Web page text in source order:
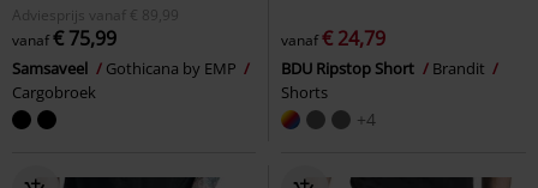
Adviesprijs
vanaf € 89,99
vanaf€ 75,99
Samsaveel
Gothicana by EMP
Cargobroek
vanaf€ 24,79
BDU Ripstop Short
Brandit
Shorts
+4